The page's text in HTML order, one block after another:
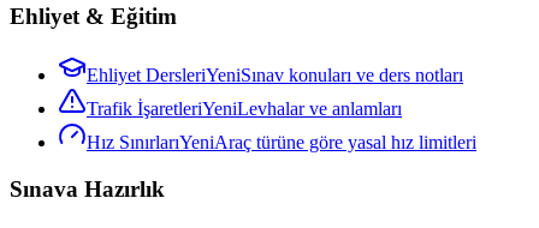
Ehliyet & Eğitim
Ehliyet DersleriYeniSınav konuları ve ders notları
Trafik İşaretleriYeniLevhalar ve anlamları
Hız SınırlarıYeniAraç türüne göre yasal hız limitleri
Sınava Hazırlık